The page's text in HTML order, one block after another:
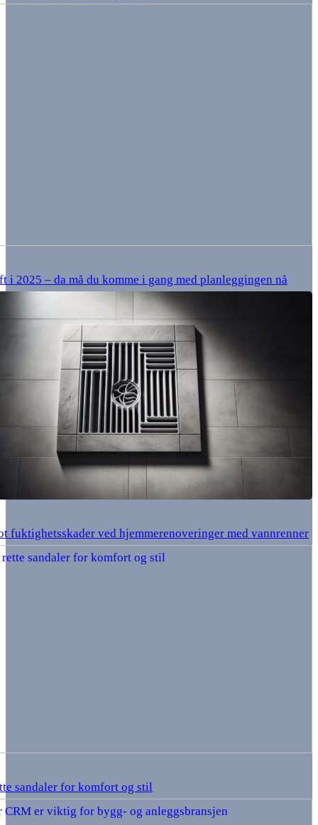
i 2025 – da må du komme i gang med planleggingen nå
fuktighetsskader ved hjemmerenoveringer med vannrenner
sandaler for komfort og stil